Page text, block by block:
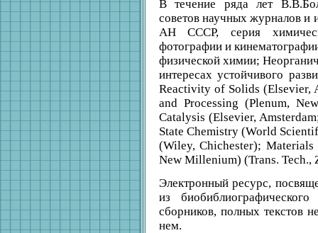
В течение ряда лет
советов научных журналов и
АН СССР, серия
фотографии и
физической химии;
интересах устойчивого
Reactivity of Solids (Elsevier,
and Processing (Plenum,
Catalysis (Elsevier,
State Chemistry (World
(Wiley, Chichester);
New Millenium) (Trans. Tech.,
Электронный ресурс,
из
сборников, полных текстов
нем.